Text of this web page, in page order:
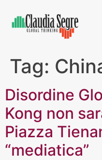
Tag:
Disordine
Kong non
Piazza
“mediatica”